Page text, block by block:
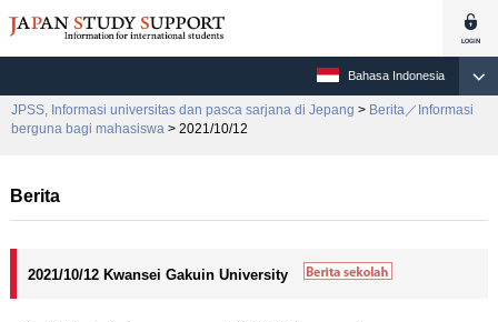
Bahasa Indonesia
JPSS, Informasi universitas dan pasca sarjana di Jepang > Berita／Informasi
berguna bagi mahasiswa > 2021/10/12
Berita
2021/10/12 Kwansei Gakuin University